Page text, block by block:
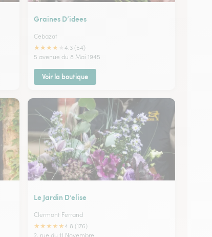
Graines D’idees
Cebazat
★★★★
4.3 (54)
5 avenue du 8 Mai 1945
Voir la boutique
Le Jardin D’elise
Clermont Ferrand
★★★★★4.8 (176)
2, rue du 11 Novembre